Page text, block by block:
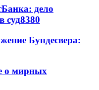
дело
суд8380
Бундесвера:
о мирных